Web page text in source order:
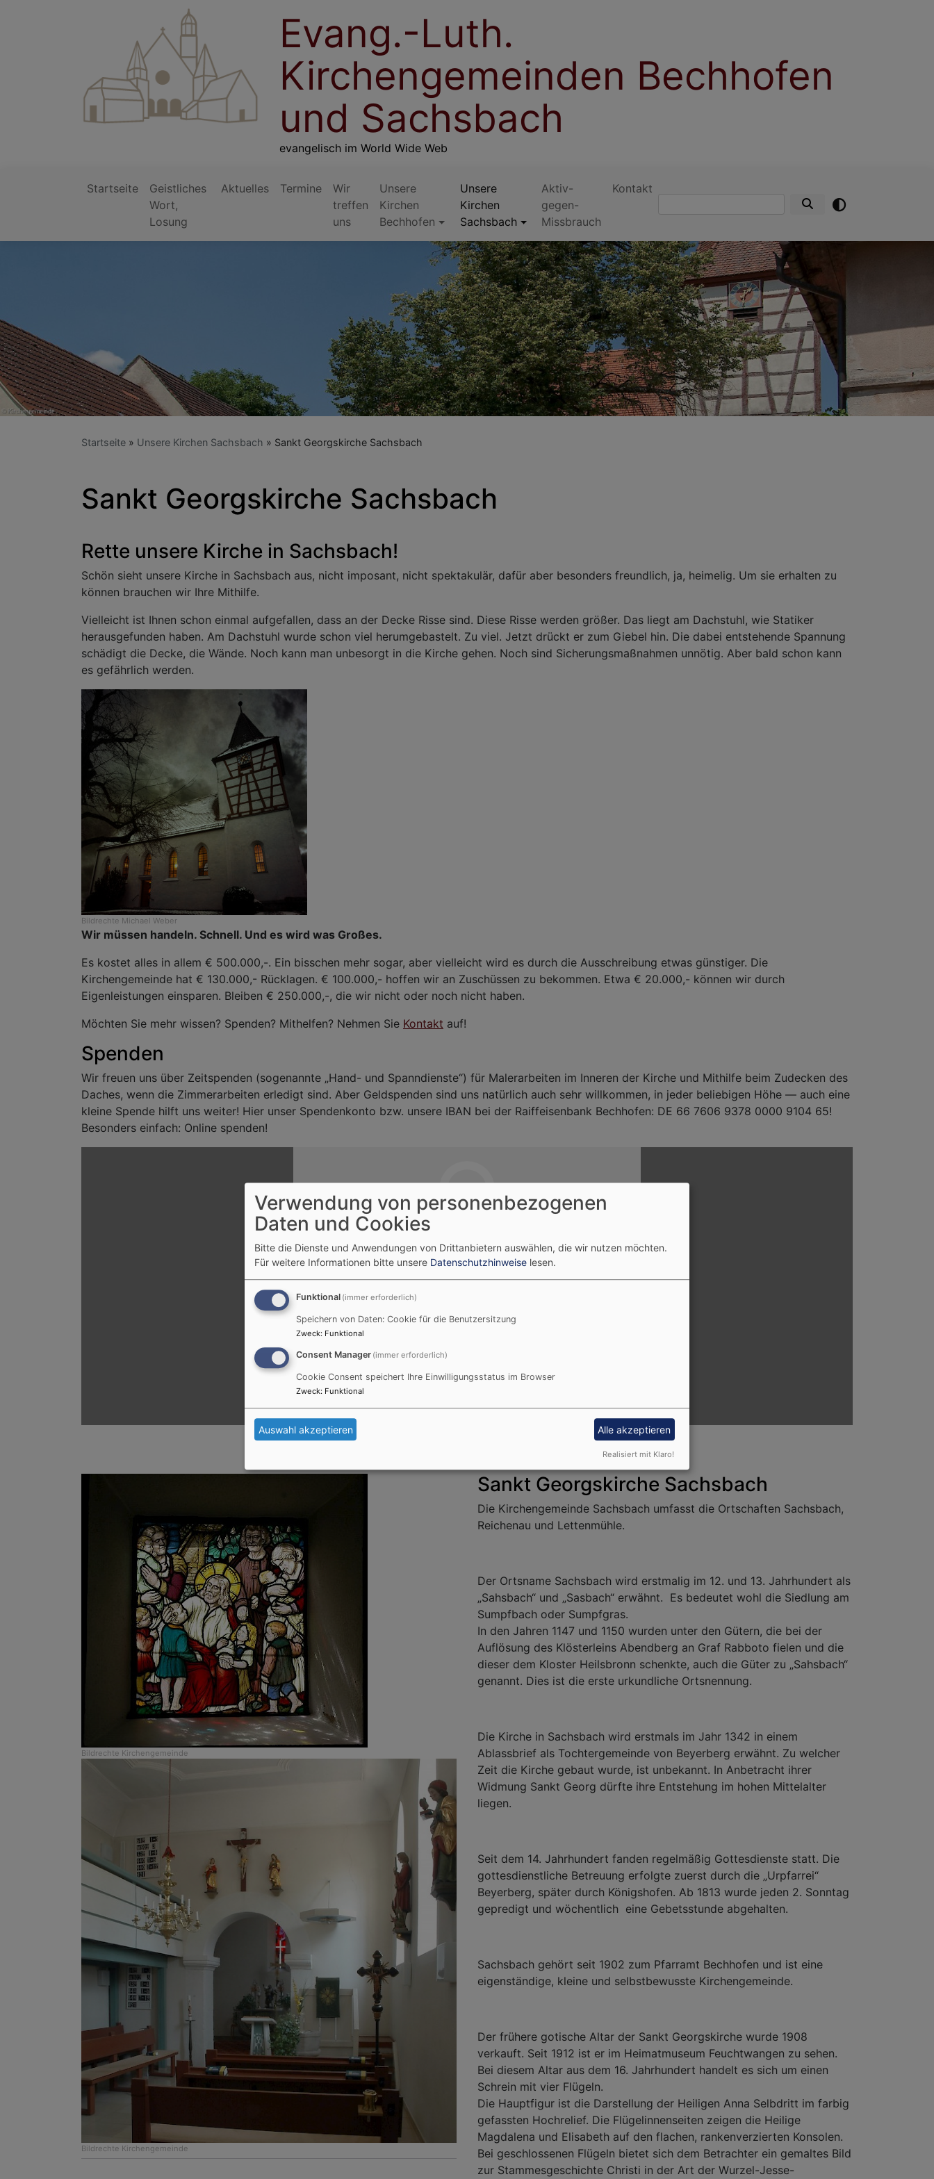
Evang.-Luth.
Kirchengemeinden Bechhofen
und Sachsbach
evangelisch im World Wide Web
Hauptnavigation
Startseite
Geistliches
Wort,
Losung
Aktuelles Termine
Wir
treffen
uns
Unsere
Kirchen
Bechhofen
Unsere
Kirchen
Sachsbach
Aktiv-
gegen-
Missbrauch
Kontakt
Startseite Unsere Kirchen Sachsbach Sankt Georgskirche Sachsbach
Sankt Georgskirche Sachsbach
Rette unsere Kirche in Sachsbach!
Schön sieht unsere Kirche in Sachsbach aus, nicht imposant, nicht spektakulär, dafür aber besonders freundlich, ja, heimelig. Um sie erhalten zu
können brauchen wir Ihre Mithilfe.
Vielleicht ist Ihnen schon einmal aufgefallen, dass an der Decke Risse sind. Diese Risse werden größer. Das liegt am Dachstuhl, wie Statiker
herausgefunden haben. Am Dachstuhl wurde schon viel herumgebastelt. Zu viel. Jetzt drückt er zum Giebel hin. Die dabei entstehende Spannung
schädigt die Decke, die Wände. Noch kann man unbesorgt in die Kirche gehen. Noch sind Sicherungsmaßnahmen unnötig. Aber bald schon kann
es gefährlich werden.
Bildrechte Michael Weber
Wir müssen handeln. Schnell. Und es wird was Großes.
Es kostet alles in allem € 500.000,-. Ein bisschen mehr sogar, aber vielleicht wird es durch die Ausschreibung etwas günstiger. Die
Kirchengemeinde hat € 130.000,- Rücklagen. € 100.000,- hoffen wir an Zuschüssen zu bekommen. Etwa € 20.000,- können wir durch
Eigenleistungen einsparen. Bleiben € 250.000,-, die wir nicht oder noch nicht haben.
Möchten Sie mehr wissen? Spenden? Mithelfen? Nehmen Sie Kontakt auf!
Spenden
Wir freuen uns über Zeitspenden (sogenannte „Hand- und Spanndienste“) für Malerarbeiten im Inneren der Kirche und Mithilfe beim Zudecken des
Daches, wenn die Zimmerarbeiten erledigt sind. Aber Geldspenden sind uns natürlich auch sehr willkommen, in jeder beliebigen Höhe — auch eine
kleine Spende hilft uns weiter! Hier unser Spendenkonto bzw. unsere IBAN bei der Raiffeisenbank Bechhofen: DE 66 7606 9378 0000 9104 65!
Besonders einfach: Online spenden!
Bildrechte Kirchengemeinde
Bildrechte Kirchengemeinde
Sankt Georgskirche Sachsbach
Die Kirchengemeinde Sachsbach umfasst die Ortschaften Sachsbach,
Reichenau und Lettenmühle.
Der Ortsname Sachsbach wird erstmalig im 12. und 13. Jahrhundert als
„Sahsbach“ und „Sasbach“ erwähnt. Es bedeutet wohl die Siedlung am
Sumpfbach oder Sumpfgras.
In den Jahren 1147 und 1150 wurden unter den Gütern, die bei der
Auflösung des Klösterleins Abendberg an Graf Rabboto fielen und die
dieser dem Kloster Heilsbronn schenkte, auch die Güter zu „Sahsbach“
genannt. Dies ist die erste urkundliche Ortsnennung.
Die Kirche in Sachsbach wird erstmals im Jahr 1342 in einem
Ablassbrief als Tochtergemeinde von Beyerberg erwähnt. Zu welcher
Zeit die Kirche gebaut wurde, ist unbekannt. In Anbetracht ihrer
Widmung Sankt Georg dürfte ihre Entstehung im hohen Mittelalter
liegen.
Seit dem 14. Jahrhundert fanden regelmäßig Gottesdienste statt. Die
gottesdienstliche Betreuung erfolgte zuerst durch die „Urpfarrei“
Beyerberg, später durch Königshofen. Ab 1813 wurde jeden 2. Sonntag
gepredigt und wöchentlich eine Gebetsstunde abgehalten.
Sachsbach gehört seit 1902 zum Pfarramt Bechhofen und ist eine
eigenständige, kleine und selbstbewusste Kirchengemeinde.
Der frühere gotische Altar der Sankt Georgskirche wurde 1908
verkauft. Seit 1912 ist er im Heimatmuseum Feuchtwangen zu sehen.
Bei diesem Altar aus dem 16. Jahrhundert handelt es sich um einen
Schrein mit vier Flügeln.
Die Hauptfigur ist die Darstellung der Heiligen Anna Selbdritt im farbig
gefassten Hochrelief. Die Flügelinnenseiten zeigen die Heilige
Magdalena und Elisabeth auf den flachen, rankenverzierten Konsolen.
Bei geschlossenen Flügeln bietet sich dem Betrachter ein gemaltes Bild
zur Stammesgeschichte Christi in der Art der Wurzel-Jesse-
Verwendung von personenbezogenen
Daten und Cookies
Bitte die Dienste und Anwendungen von Drittanbietern auswählen, die wir nutzen möchten.
Für weitere Informationen bitte unsere Datenschutzhinweise lesen.
Funktional (immer erforderlich)
Speichern von Daten: Cookie für die Benutzersitzung
Zweck: Funktional
Consent Manager (immer erforderlich)
Cookie Consent speichert Ihre Einwilligungsstatus im Browser
Zweck: Funktional
Auswahl akzeptieren Alle akzeptieren
Realisiert mit Klaro!